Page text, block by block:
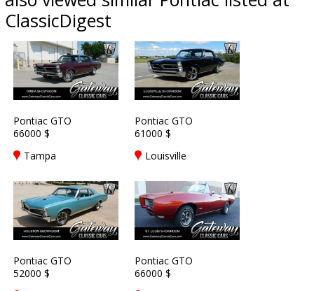
ClassicDigest
Pontiac GTO
66000 $
Tampa
Pontiac GTO
61000 $
Louisville
Pontiac GTO
52000 $
Pontiac GTO
66000 $